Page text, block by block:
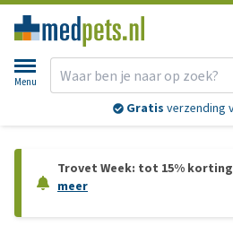
Menu
Gratis verzending
Trovet Week: tot 15%
meer